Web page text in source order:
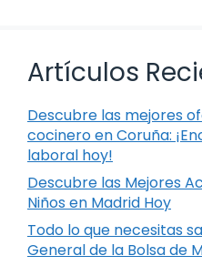
Artículos
Descubre las mejores
cocinero en Coruña:
laboral hoy!
Descubre las Mejores
Niños en Madrid Hoy
Todo lo que necesitas
General de la Bolsa de